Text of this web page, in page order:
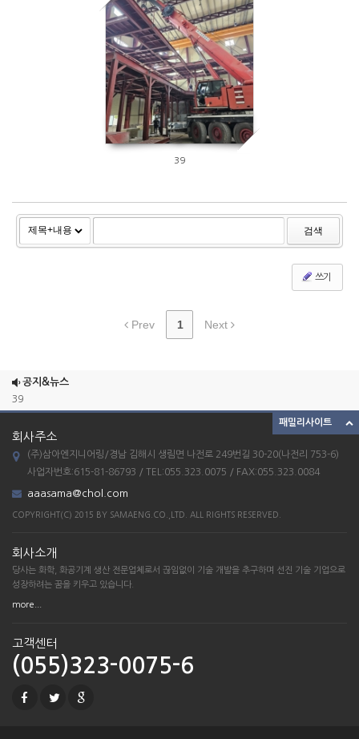
3890
39
검색
쓰기
Prev 1 Next
공지&뉴스
combination mixer
39
ETC_23
combination mixer
39
37
패밀리사이트
회사주소
(주)삼아엔지니어링/경남 김해시 생림면 나전로 249번길 30-20(나전리 753-6)
사업자번호:615-81-86793 / TEL:055.323.0075 / FAX:055.323.0084
aaasama@chol.com
COPYRIGHT(C) 2015 BY SAMAENG.CO.,LTD. ALL RIGHTS RESERVED.
회사소개
당사는 화학, 화공기계 생산 전문업체로서 끊임없이 기술 개발을 추구하며 선진 기술 기업으로
성장하려는 꿈을 키우고 있습니다.
more...
고객센터
(055)323-0075-6